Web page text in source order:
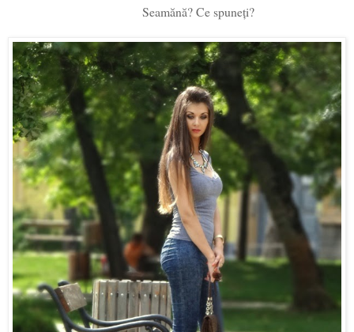
Seamănă? Ce spuneți?